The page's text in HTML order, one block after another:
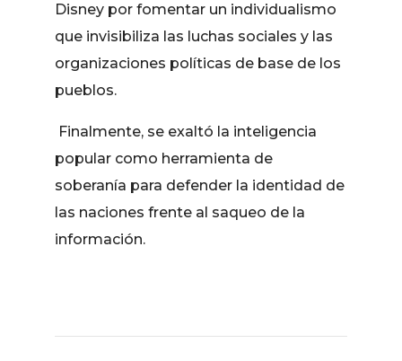
Disney por fomentar un individualismo
que invisibiliza las luchas sociales y las
organizaciones políticas de base de los
pueblos.
Finalmente, se exaltó la inteligencia
popular como herramienta de
soberanía para defender la identidad de
las naciones frente al saqueo de la
información.